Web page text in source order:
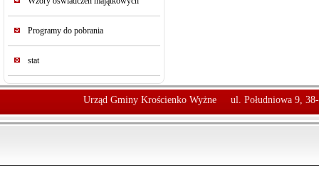
Programy do pobrania
stat
Urząd Gminy Krościenko Wyżne ul. Południowa 9,